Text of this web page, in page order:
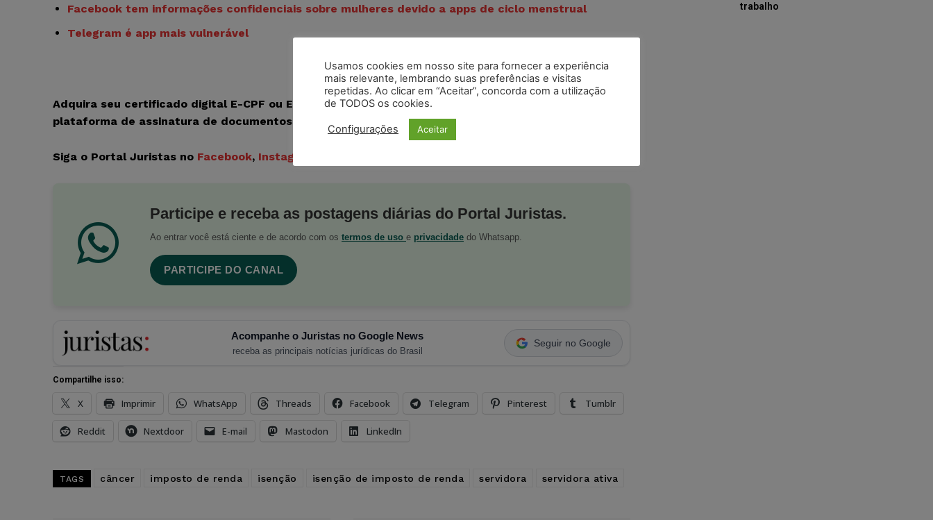
Facebook tem informações confidenciais sobre mulheres devido a apps de ciclo menstrual
Telegram é app mais vulnerável
Adquira seu certificado digital E-CPF ou E-CNPJ com aJuristas Certificação Digital
plataforma de assinatura de documentos com
certificado digitalde maneira fácil e segura.
Siga o Portal Juristas no Facebook, Instagram
Participe e receba as postagens diárias do Portal Juristas.
Ao entrar você está ciente e de acordo com os termos de uso e privacidade do Whatsapp.
PARTICIPE DO CANAL
Acompanhe o Juristas no Google News
receba as principais notícias jurídicas do Brasil
Seguir no Google
Compartilhe isso:
X Imprimir WhatsApp Threads Facebook Telegram Pinterest Tumblr
Reddit Nextdoor E-mail Mastodon LinkedIn
TAGS câncer imposto de renda isenção isenção de imposto de renda servidora servidora ativa
trabalho
Usamos cookies em nosso site para fornecer a experiência
mais relevante, lembrando suas preferências e visitas
repetidas. Ao clicar em “Aceitar”, concorda com a utilização
de TODOS os cookies.
Configurações Aceitar